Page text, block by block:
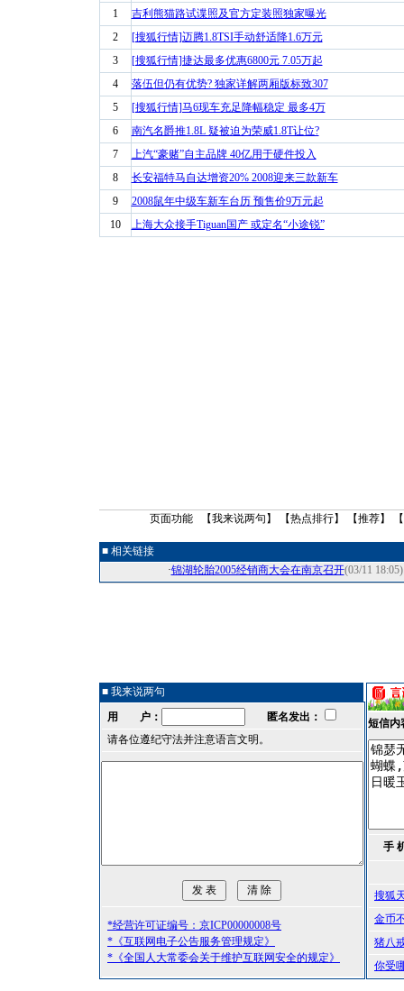
1
吉利熊猫路试谍照及官方定装照独家曝光
2
[搜狐行情]迈腾1.8TSI手动舒适降1.6万元
3
[搜狐行情]捷达最多优惠6800元 7.05万起
4
落伍但仍有优势? 独家详解两厢版标致307
5
[搜狐行情]马6现车充足降幅稳定 最多4万
6
南汽名爵推1.8L 疑被迫为荣威1.8T让位?
7
上汽“豪赌”自主品牌 40亿用于硬件投入
8
长安福特马自达增资20% 2008迎来三款新车
9
2008鼠年中级车新车台历 预售价9万元起
10
上海大众接手Tiguan国产 或定名“小途锐”
页面功能 【我来说两句 】 【热点排行】 【推荐】
■ 相关链接
·锦湖轮胎2005经销商大会在南京召开(03/11 18:05)
■ 我来说两句
用 户：
匿名发出：
请各位遵纪守法并注意语言文明。
*经营许可证编号：京ICP00000008号
*《互联网电子公告服务管理规定》
*《全国人大常委会关于维护互联网安全的规定》
短信内
手
搜狐
金币
猪八
你受